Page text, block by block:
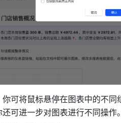
你可将鼠标悬停在图表中的不
可进一步对图表进行不同操作。